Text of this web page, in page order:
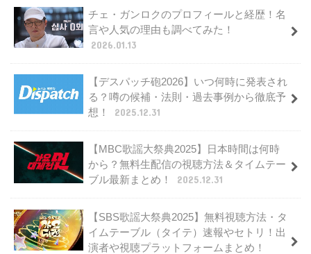
チェ・ガンロクのプロフィールと経歴！名
言や人気の理由も調べてみた！
2026.01.13
【デスパッチ砲2026】いつ何時に発表され
る？噂の候補・法則・過去事例から徹底予
想！
2025.12.31
【MBC歌謡大祭典2025】日本時間は何時
から？無料生配信の視聴方法＆タイムテー
ブル最新まとめ！
2025.12.31
【SBS歌謡大祭典2025】無料視聴方法・タ
イムテーブル（タイテ）速報やセトリ！出
演者や視聴プラットフォームまとめ！